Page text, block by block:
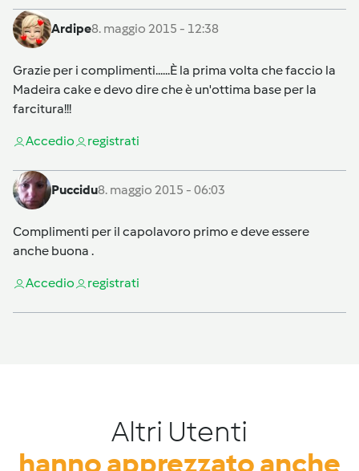
Ardipe8. maggio 2015 - 12:38
Grazie per i complimenti......È la prima volta che faccio la
Madeira cake e devo dire che è un'ottima base per la
farcitura!!!
Accedio registrati
Puccidu8. maggio 2015 - 06:03
Complimenti per il capolavoro primo e deve essere
anche buona .
Accedio registrati
Altri Utenti
hanno apprezzato anche